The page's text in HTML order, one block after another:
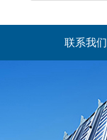
联系我们